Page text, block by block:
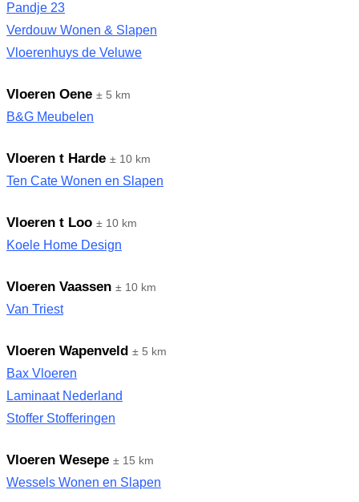
Pandje 23
Verdouw Wonen & Slapen
Vloerenhuys de Veluwe
Vloeren Oene ± 5 km
B&G Meubelen
Vloeren t Harde ± 10 km
Ten Cate Wonen en Slapen
Vloeren t Loo ± 10 km
Koele Home Design
Vloeren Vaassen ± 10 km
Van Triest
Vloeren Wapenveld ± 5 km
Bax Vloeren
Laminaat Nederland
Stoffer Stofferingen
Vloeren Wesepe ± 15 km
Wessels Wonen en Slapen